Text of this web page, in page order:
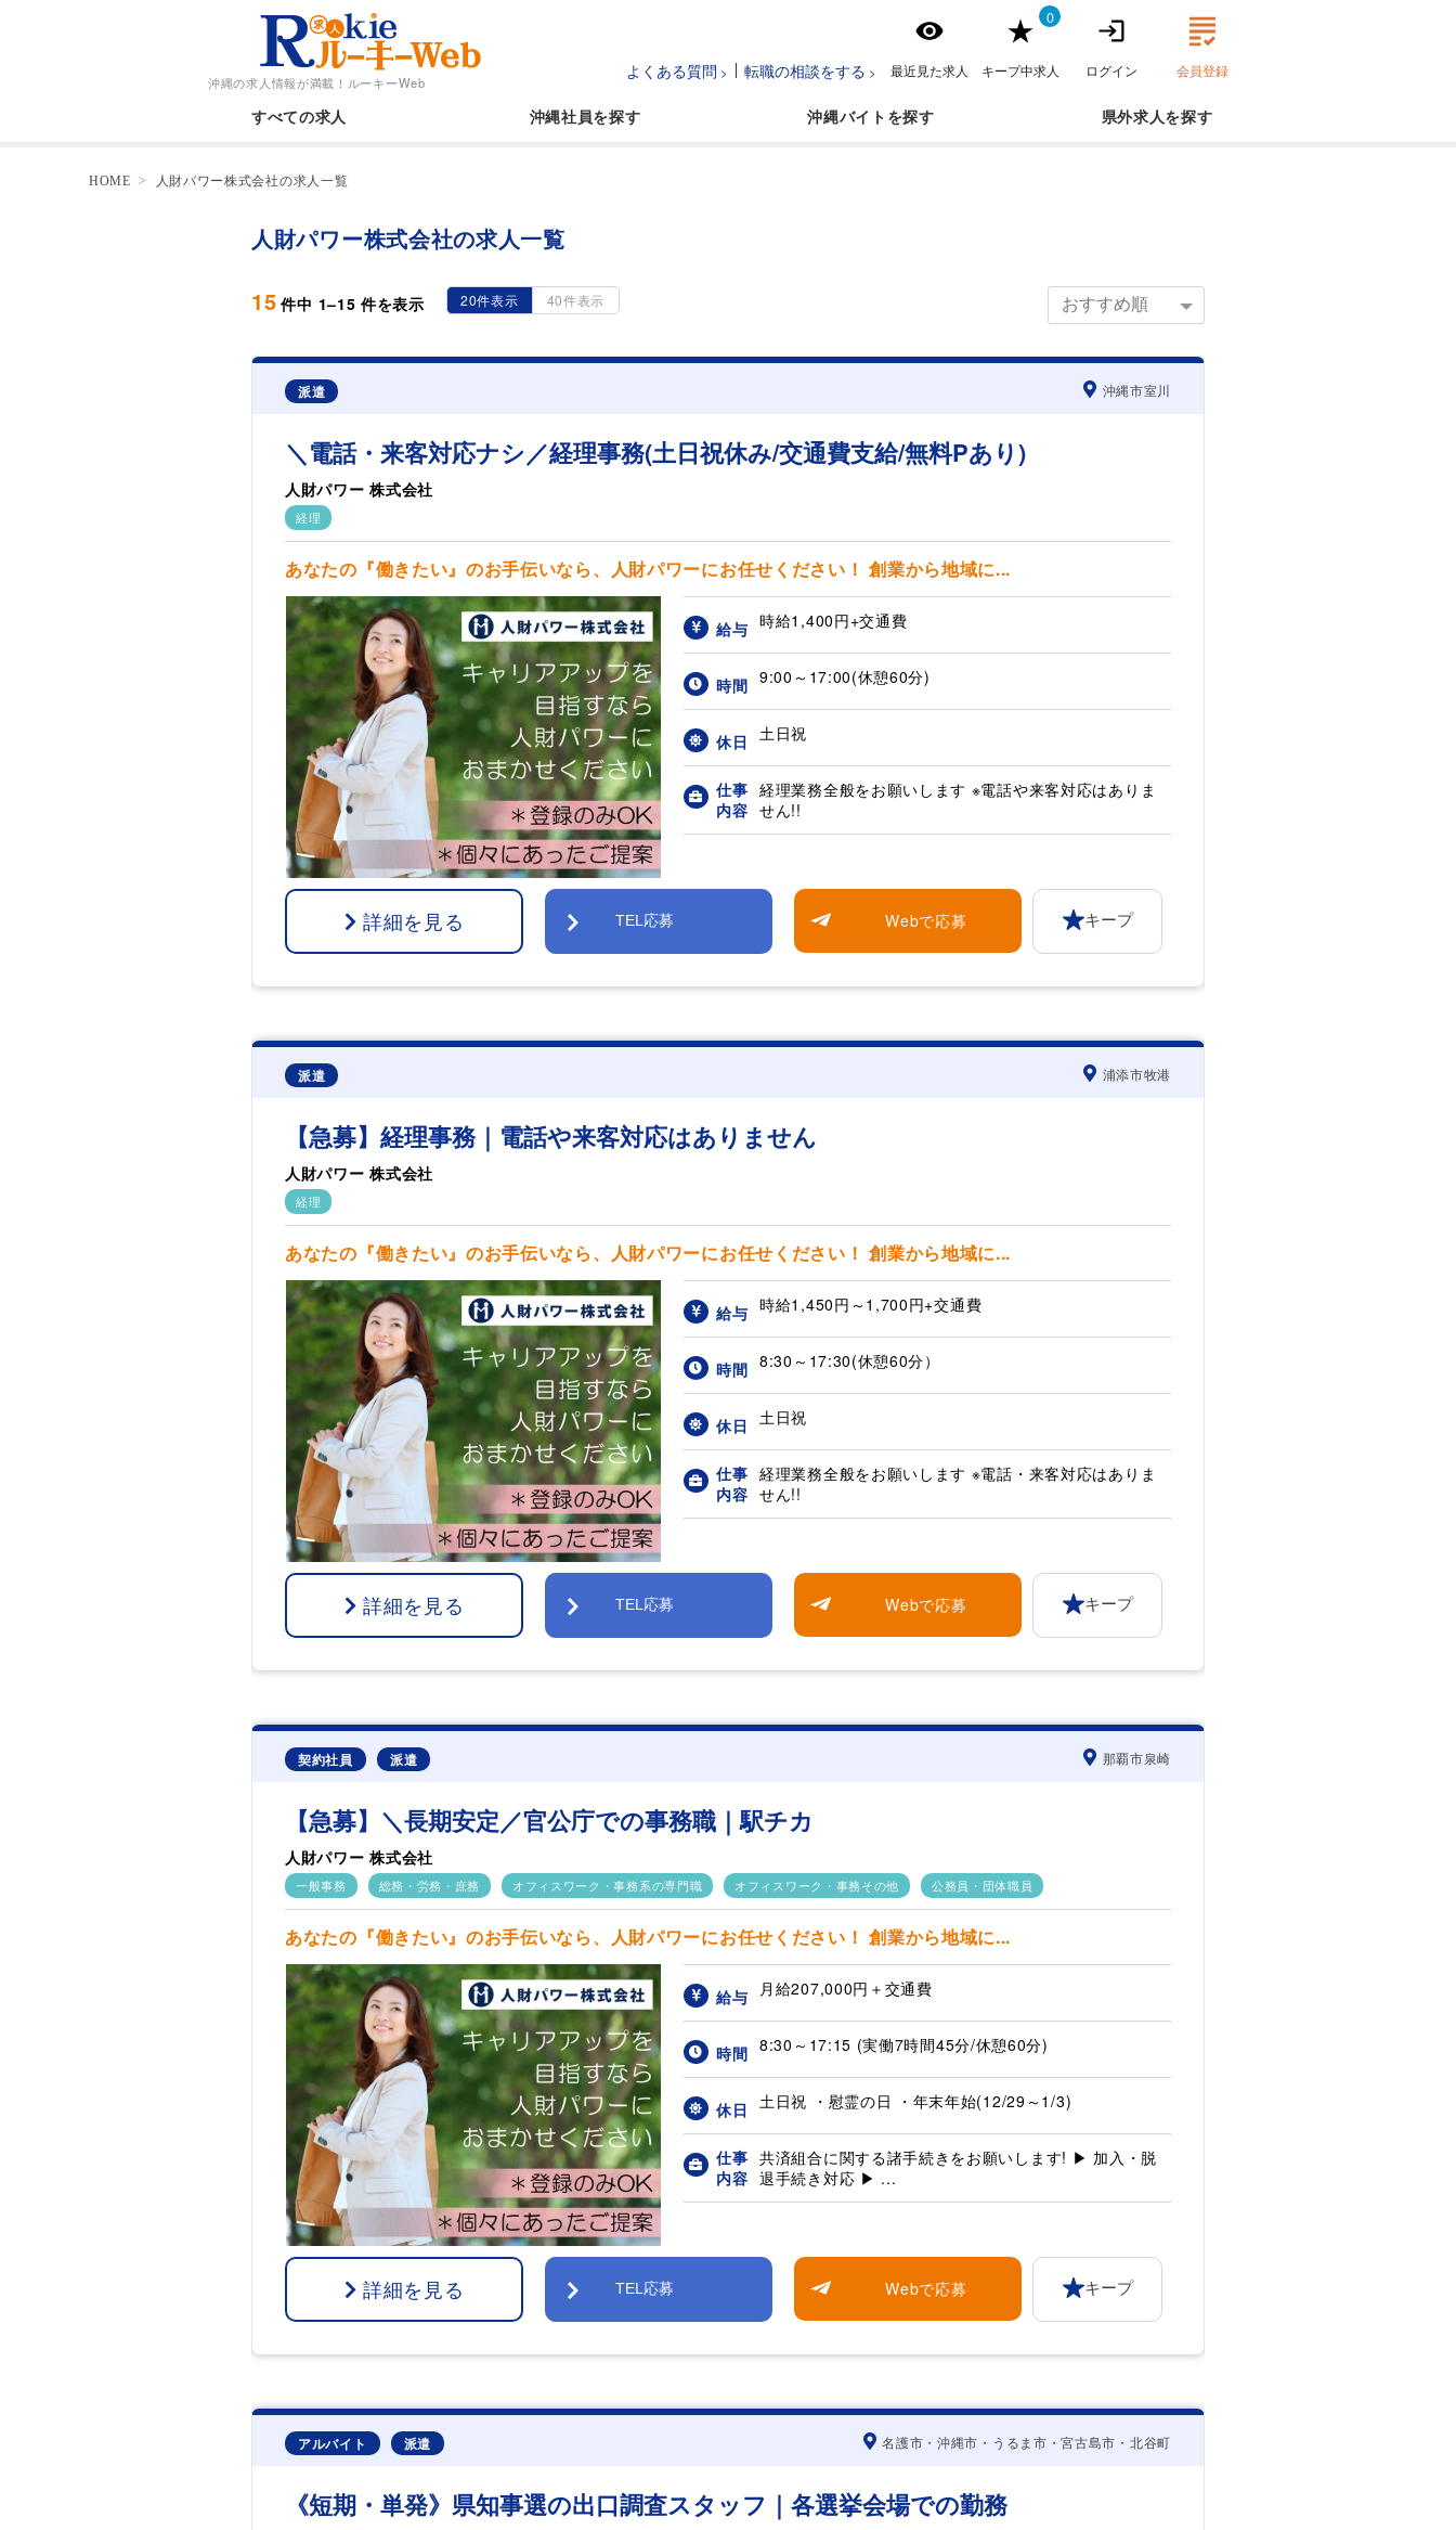
沖縄の求人情報が満載！ ルーキーWeb
よくある質問 転職の相談をする 最近見た求人
0
キープ中求人 ログイン 会員登録
すべての求人 沖縄社員 沖縄バイト 県外求人
HOME 人財パワー株式会社の求人一覧
人財パワー株式会社の求人一覧
15 件中 1–15 件を表示 20件表示 40件表示
派遣 沖縄市室川
＼電話・来客対応ナシ／経理事務(土日祝休み/交通費支給/無料Pあり)
人財パワー 株式会社
経理
あなたの『働きたい』のお手伝いなら、人財パワーにお任せください！ 創業から地域に...
給与 時給1,400円+交通費
時間 9:00～17:00(休憩60分)
休日 土日祝
仕事
内容
経理業務全般をお願いします ※電話や来客対応はありま
せん!!
詳細を見る TEL応募 Webで応募 キープ
派遣 浦添市牧港
【急募】経理事務｜電話や来客対応はありません
人財パワー 株式会社
経理
あなたの『働きたい』のお手伝いなら、人財パワーにお任せください！ 創業から地域に...
給与 時給1,450円～1,700円+交通費
時間 8:30～17:30(休憩60分）
休日 土日祝
仕事
内容
経理業務全般をお願いします ※電話・来客対応はありま
せん!!
詳細を見る TEL応募 Webで応募 キープ
契約社員 派遣 那覇市泉崎
【急募】＼長期安定／官公庁での事務職｜駅チカ
人財パワー 株式会社
一般事務 総務・労務・庶務 オフィスワーク・事務系の専門職 オフィスワーク・事務その他 公務員・団体職員
あなたの『働きたい』のお手伝いなら、人財パワーにお任せください！ 創業から地域に...
給与 月給207,000円＋交通費
時間 8:30～17:15 (実働7時間45分/休憩60分)
休日 土日祝 ・慰霊の日 ・年末年始(12/29～1/3)
仕事
内容
共済組合に関する諸手続きをお願いします! ▶ 加入・脱
退手続き対応 ▶ ...
詳細を見る TEL応募 Webで応募 キープ
アルバイト 派遣 名護市・沖縄市・うるま市・宮古島市・北谷町
《短期・単発》県知事選の出口調査スタッフ｜各選挙会場での勤務